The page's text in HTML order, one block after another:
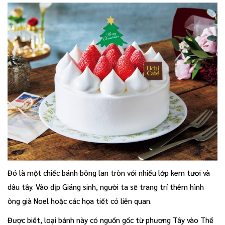
Đó là một chiếc bánh bông lan tròn với nhiều lớp kem tươi và
dâu tây. Vào dịp Giáng sinh, người ta sẽ trang trí thêm hình
ông già Noel hoặc các họa tiết có liên quan.
Được biết, loại bánh này có nguồn gốc từ phương Tây vào Thế